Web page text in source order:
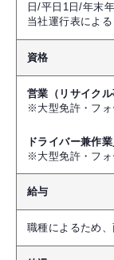
日/平日1日/年末
当社運行表による
資格
営業（リサイクル
※大型免許・フォ
ドライバー兼作業
※大型免許・フォ
給与
職種によるため